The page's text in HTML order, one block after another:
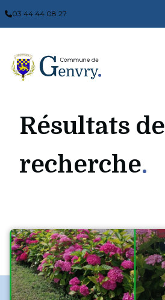
03 44 44 08 27
Résultats de
recherche
Panneau de gestion des cookies